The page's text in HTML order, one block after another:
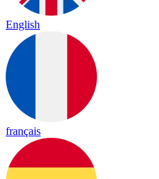
English
français